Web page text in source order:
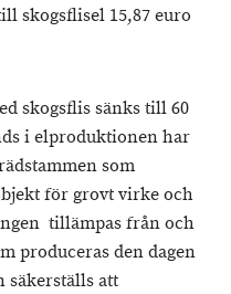
skogsflisel 15,87 euro
skogsflis sänks till 60
i elproduktionen har
som
för grovt virke och
tillämpas från och
produceras den dagen
säkerställs att